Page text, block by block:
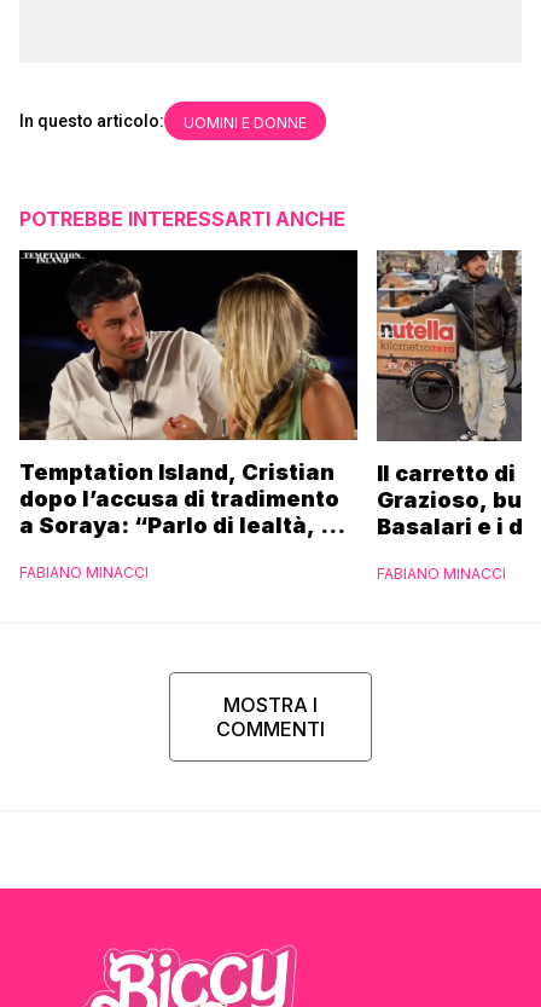
In questo articolo: UOMINI E DONNE
POTREBBE INTERESSARTI ANCHE
Temptation Island, Cristian
dopo l’accusa di tradimento
a Soraya: “Parlo di lealtà, ma
FABIANO MINACCI
Il carretto di
Grazioso,
Basalari e i
Ferrero”
FABIANO MINACCI
MOSTRA I
COMMENTI